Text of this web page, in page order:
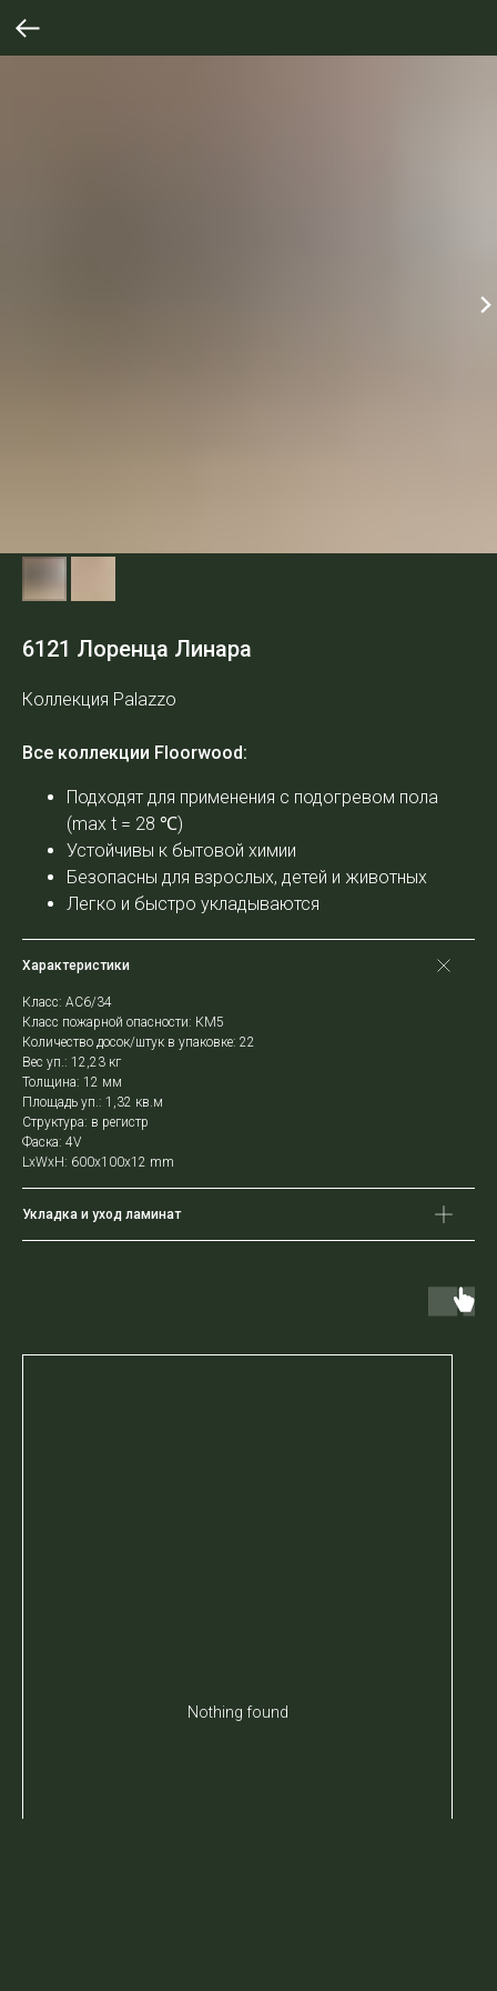
6121 Лоренца Линара
Коллекция Palazzo
Все коллекции Floorwood:
Подходят для применения с подогревом пола
(max t = 28 ℃)
Устойчивы к бытовой химии
Безопасны для взрослых, детей и животных
Легко и быстро укладываются
Характеристики
Класс: AC6/34
Класс пожарной опасности: КМ5
Количество досок/штук в упаковке: 22
Вес уп.: 12,23 кг
Толщина: 12 мм
Площадь уп.: 1,32 кв.м
Структура: в регистр
Фаска: 4V
LxWxH: 600x100x12 mm
Укладка и уход ламинат
Nothing found